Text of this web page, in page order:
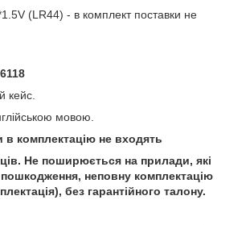
(LR44) - в комплект поставки не
кейс.
мовою.
в комплектацію не входять
Не поширюється на прилади, які
пошкодження, неповну комплектацію
без гарантійного талону.